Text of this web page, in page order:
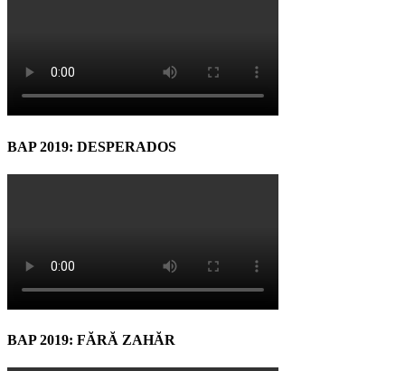
BAP 2019: DESPERADOS
BAP 2019: FĂRĂ ZAHĂR